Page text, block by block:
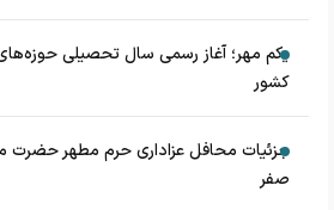
یکم مهر؛ آغاز رسمی سال تحصیلی
کشور
جزئیات محافل عزاداری حرم مطهر حضرت
صفر